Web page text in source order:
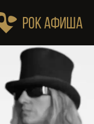
Рок Афиша